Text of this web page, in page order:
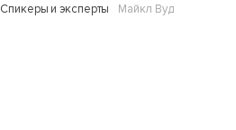
Спикеры и эксперты Майкл Вуд